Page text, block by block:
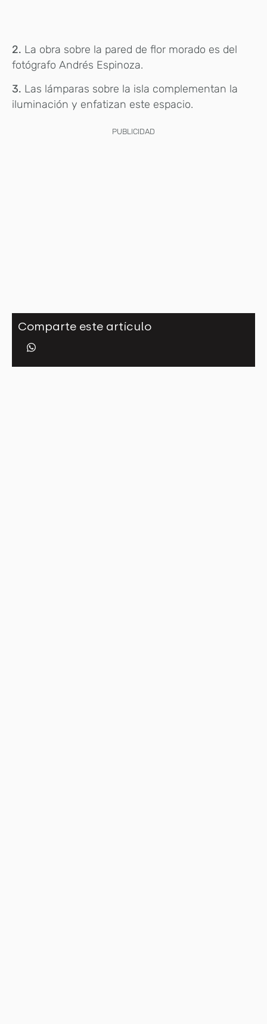
2. La obra sobre la pared de flor morado es del
fotógrafo Andrés Espinoza.
3. Las lámparas sobre la isla complementan la
iluminación y enfatizan este espacio.
PUBLICIDAD
Comparte este artículo